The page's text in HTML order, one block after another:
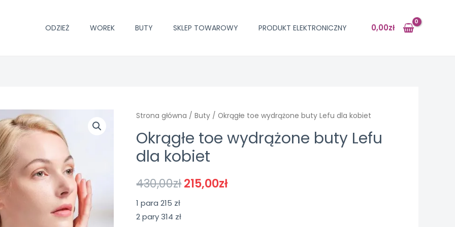
ODZIEŻ WOREK BUTY SKLEP TOWAROWY PRODUKT ELEKTRONICZNY 0,00zł
Strona główna /Buty / Okrągłe toe wydrążone buty Lefu dla kobiet
Okrągłe toe wydrążone buty Lefu
dla kobiet
430,00zł215,00zł
1 para 215 zł
2 pary 314 zł